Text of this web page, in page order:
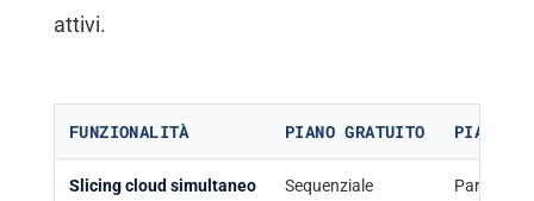
attivi.
FUNZIONALITÀ PIANO GRATUITO PIANO A
Slicing cloud simultaneo Sequenziale Parallelo